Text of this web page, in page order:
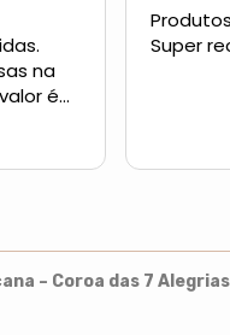
na
é
uns
Super
– Coroa das 7